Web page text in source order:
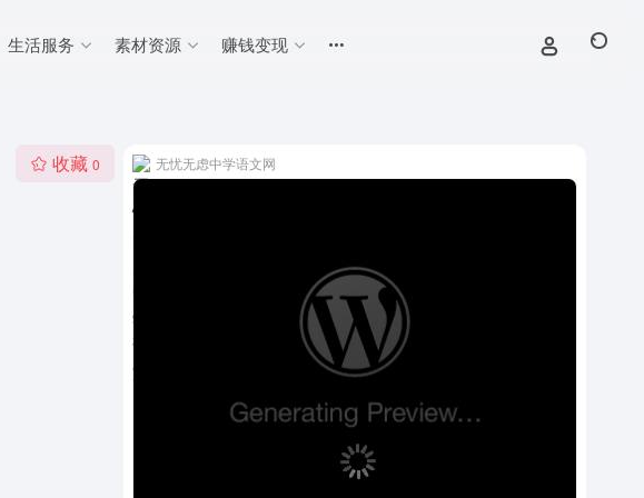
生活服务 素材资源 赚钱变现
收藏 0 无忧无虑中学语文网